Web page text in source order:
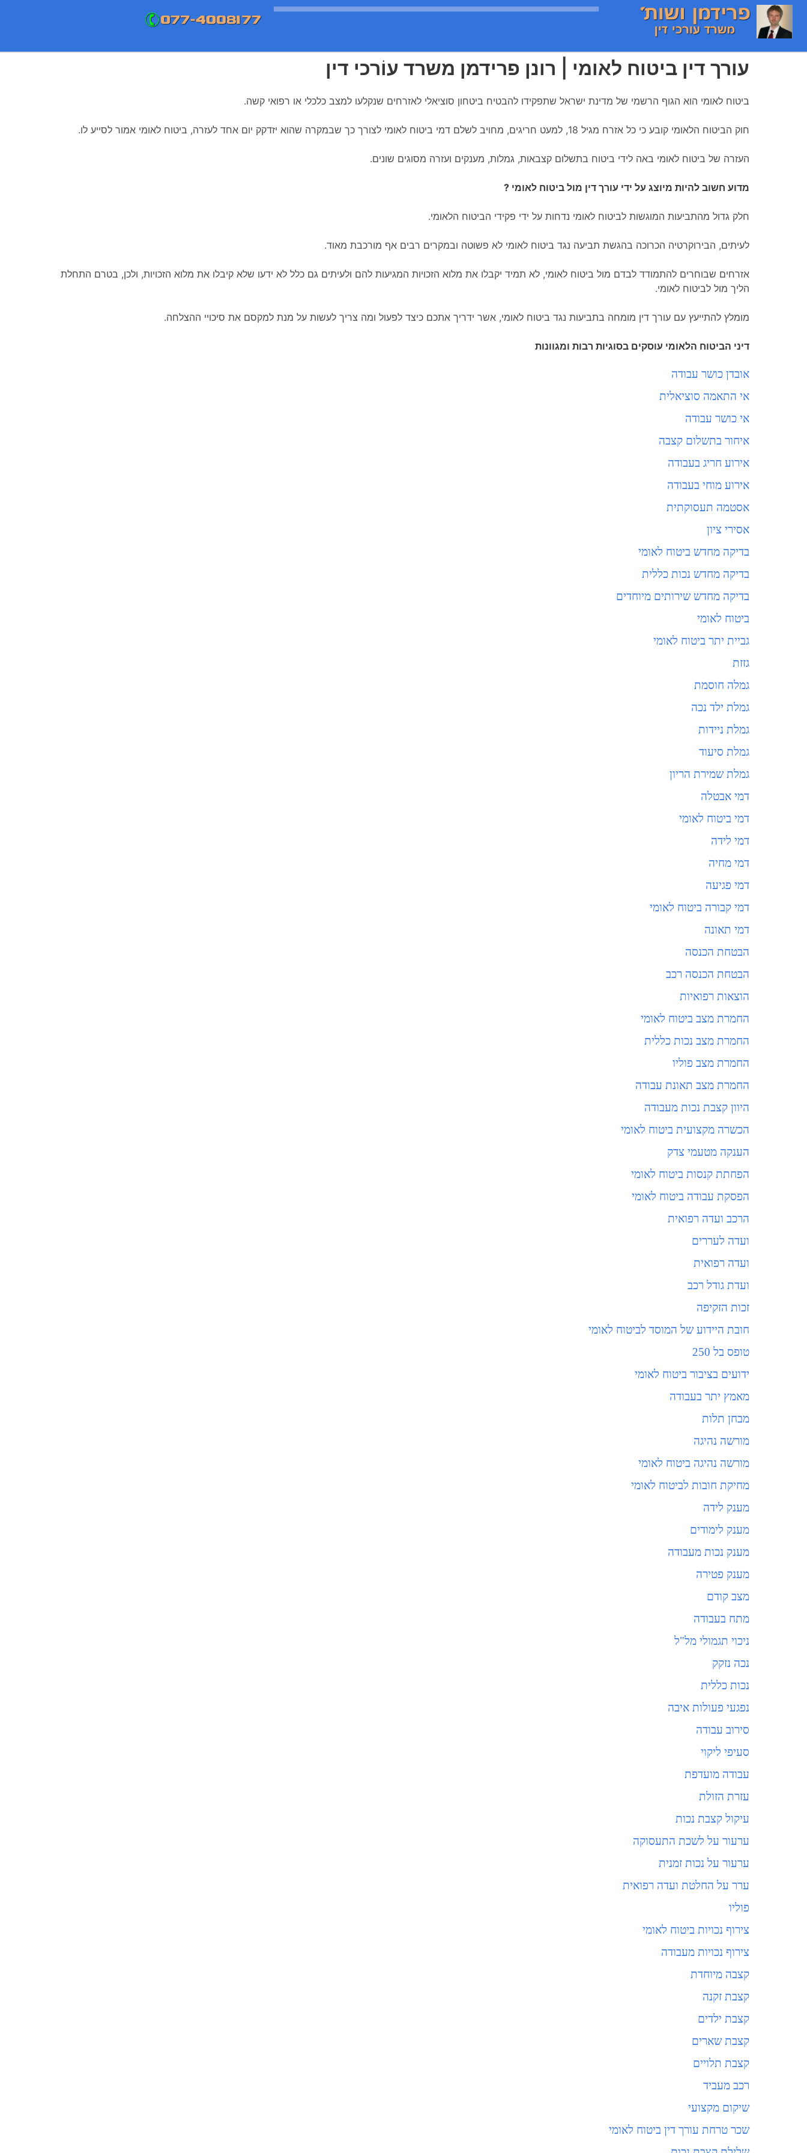
עורך דין ביטוח לאומי | רונן פרידמן משרד עוֹרכי דין
ביטוח לאומי הוא הגוף הרשמי של מדינת ישראל שתפקידו להבטיח ביטחון סוציאלי לאזרחים שנקלעו למצב כלכלי או רפואי קשה.
חוק הביטוח הלאומי קובע כי כל אזרח מגיל 18, למעט חריגים, מחויב לשלם דמי ביטוח לאומי לצורך כך שבמקרה שהוא יזדקק יום אחד לעזרה, ביטוח לאומי אמור לסייע לו.
העזרה של ביטוח לאומי באה לידי ביטוח בתשלום קצבאות, גמלות, מענקים ועזרה מסוגים שונים.
מדוע חשוב להיות מיוצג על ידי עורך דין מול ביטוח לאומי ?
חלק גדול מהתביעות המוגשות לביטוח לאומי נדחות על ידי פקידי הביטוח הלאומי.
לעיתים, הבירוקרטיה הכרוכה בהגשת תביעה נגד ביטוח לאומי לא פשוטה ובמקרים רבים אף מורכבת מאוד.
אזרחים שבוחרים להתמודד לבדם מול ביטוח לאומי, לא תמיד יקבלו את מלוא הזכויות המגיעות להם ולעיתים גם כלל לא ידעו שלא קיבלו את מלוא הזכויות, ולכן, בטרם התחלת
הליך מול לביטוח לאומי.
מומלץ להתייעץ עם עורך דין מומחה בתביעות נגד ביטוח לאומי, אשר ידריך אתכם כיצד לפעול ומה צריך לעשות על מנת למקסם את סיכויי ההצלחה.
דיני הביטוח הלאומי עוסקים בסוגיות רבות ומגוונות
אובדן כושר עבודה
אי התאמה סוציאלית
אי כושר עבודה
איחור בתשלום קצבה
אירוע חריג בעבודה
אירוע מוחי בעבודה
אסטמה תעסוקתית
אסירי ציון
בדיקה מחדש ביטוח לאומי
בדיקה מחדש נכות כללית
בדיקה מחדש שירותים מיוחדים
ביטוח לאומי
גביית יתר ביטוח לאומי
גזזת
גמלה חוסמת
גמלת ילד נכה
גמלת ניידות
גמלת סיעוד
גמלת שמירת הריון
דמי אבטלה
דמי ביטוח לאומי
דמי לידה
דמי מחיה
דמי פגיעה
דמי קבורה ביטוח לאומי
דמי תאונה
הבטחת הכנסה
הבטחת הכנסה רכב
הוצאות רפואיות
החמרת מצב ביטוח לאומי
החמרת מצב נכות כללית
החמרת מצב פוליו
החמרת מצב תאונת עבודה
היוון קצבת נכות מעבודה
הכשרה מקצועית ביטוח לאומי
הענקה מטעמי צדק
הפחתת קנסות ביטוח לאומי
הפסקת עבודה ביטוח לאומי
הרכב ועדה רפואית
ועדה לעררים
ועדה רפואית
ועדת גודל רכב
זכות הזקיפה
חובת היידוע של המוסד לביטוח לאומי
טופס בל 250
ידועים בציבור ביטוח לאומי
מאמץ יתר בעבודה
מבחן תלות
מורשה נהיגה
מורשה נהיגה ביטוח לאומי
מחיקת חובות לביטוח לאומי
מענק לידה
מענק לימודים
מענק נכות מעבודה
מענק פטירה
מצב קודם
מתח בעבודה
ניכוי תגמולי מל"ל
נכה נזקק
נכות כללית
נפגעי פעולות איבה
סירוב עבודה
סעיפי ליקוי
עבודה מועדפת
עזרת הזולת
עיקול קצבת נכות
ערעור על לשכת התעסוקה
ערעור על נכות זמנית
ערר על החלטת ועדה רפואית
פוליו
צירוף נכויות ביטוח לאומי
צירוף נכויות מעבודה
קצבה מיוחדת
קצבת זקנה
קצבת ילדים
קצבת שארים
קצבת תלויים
רכב מעביד
שיקום מקצועי
שכר טרחת עורך דין ביטוח לאומי